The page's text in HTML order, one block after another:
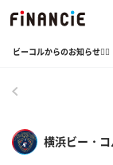
ビーコルからのお知らせ🏴‍☠️
横浜ビー・